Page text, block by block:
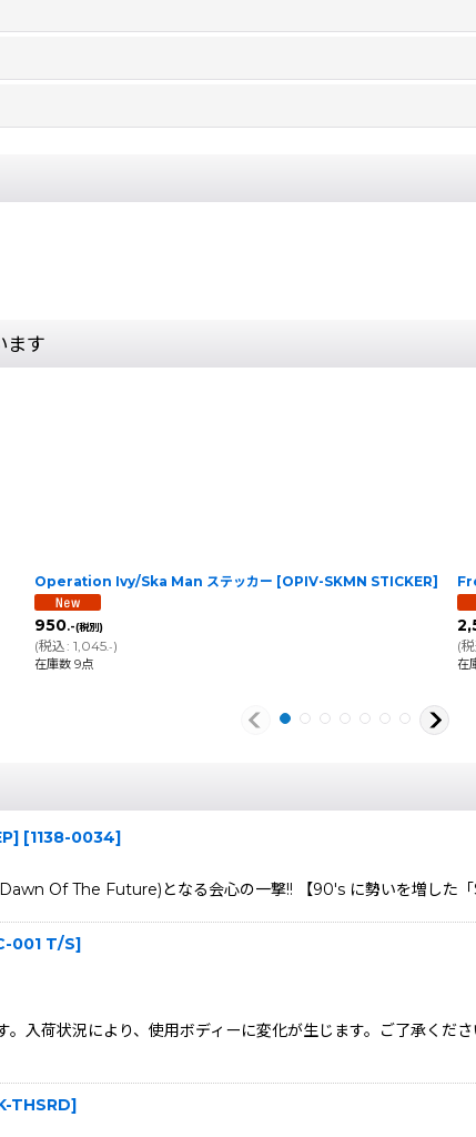
ます
Operation Ivy/Ska Man ステッカー [OPIV-SKMN STICKER]
950.-(税別)
(税込: 1,045.-)
在庫数 9点
(
在
[1138-0034]
Of The Future)となる会心の一撃!! 【90's に勢いを増した
001 T/S]
入荷状況により、使用ボディーに変化が生じます。ご了承くだ
THSRD]